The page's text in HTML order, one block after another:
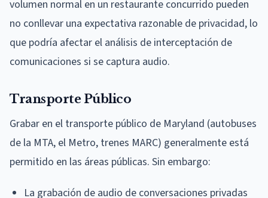
volumen normal en un restaurante concurrido pueden
no conllevar una expectativa razonable de privacidad, lo
que podría afectar el análisis de interceptación de
comunicaciones si se captura audio.
Transporte Público
Grabar en el transporte público de Maryland (autobuses
de la MTA, el Metro, trenes MARC) generalmente está
permitido en las áreas públicas. Sin embargo:
La grabación de audio de conversaciones privadas